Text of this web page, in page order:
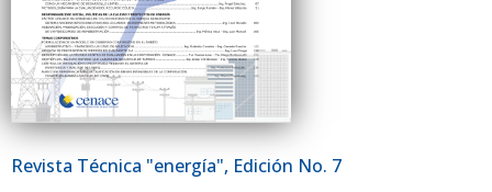
Revista Técnica "energía", Edición No. 7